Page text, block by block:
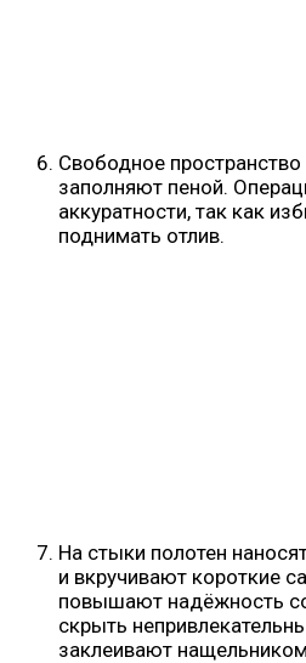
Свободное
заполняют пеной.
аккуратности, так как
поднимать отлив.
На стыки полотен
и вкручивают короткие
повышают надёжность
скрыть
заклеивают